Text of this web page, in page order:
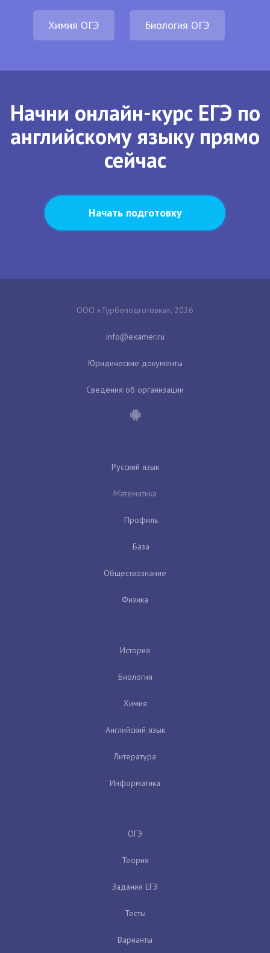
Химия ОГЭ Биология ОГЭ
Начни онлайн-курс ЕГЭ по
английскому языку прямо
сейчас
Начать подготовку
ООО «Турбоподготовка», 2026
Юридические документы
Сведения об организации
Русский язык
Математика
Профиль
База
Обществознание
Физика
История
Биология
Химия
Английский язык
Литература
Информатика
ОГЭ
Теория
Задания ЕГЭ
Тесты
Варианты